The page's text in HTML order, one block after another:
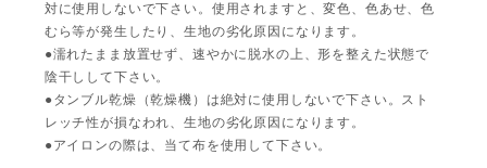
対に使用しないで下さい。使用されますと、変色、色あせ、色
むら等が発生したり、生地の劣化原因になります。
●濡れたまま放置せず、速やかに脱水の上、形を整えた状態で
陰干しして下さい。
●タンブル乾燥（乾燥機）は絶対に使用しないで下さい。スト
レッチ性が損なわれ、生地の劣化原因になります。
●アイロンの際は、当て布を使用して下さい。